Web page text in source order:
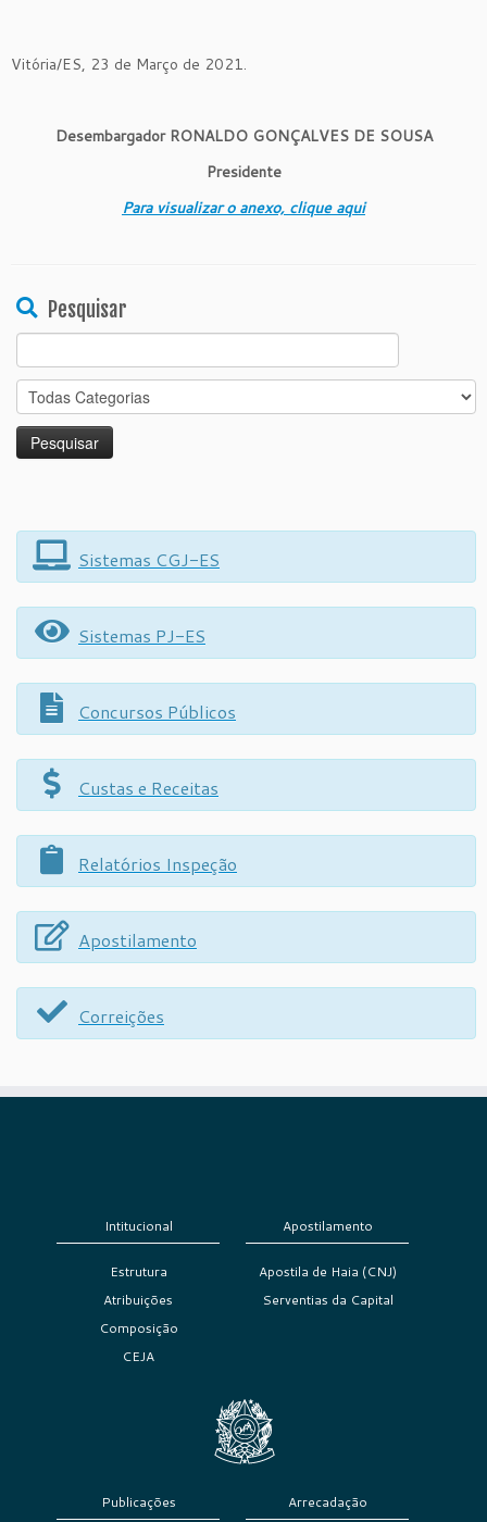
Vitória/ES, 23 de Março de 2021.
Desembargador RONALDO GONÇALVES DE SOUSA
Presidente
Para visualizar o anexo, clique aqui
Pesquisar
Search
for:
Sistemas CGJ-ES
Sistemas PJ-ES
Concursos Públicos
Custas e Receitas
Relatórios Inspeção
Apostilamento
Correições
Intitucional
Estrutura
Atribuições
Composição
CEJA
Apostilamento
Apostila de Haia (CNJ)
Serventias da Capital
Publicações Arrecadação